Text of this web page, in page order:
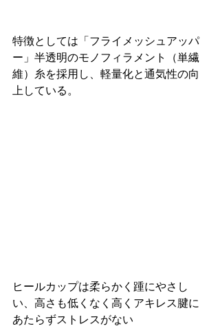
特徴としては「フライメッシュアッパ
ー」半透明のモノフィラメント（単繊
維）糸を採用し、軽量化と通気性の向
上している。
ヒールカップは柔らかく踵にやさし
い、高さも低くなく高くアキレス腱に
あたらずストレスがない